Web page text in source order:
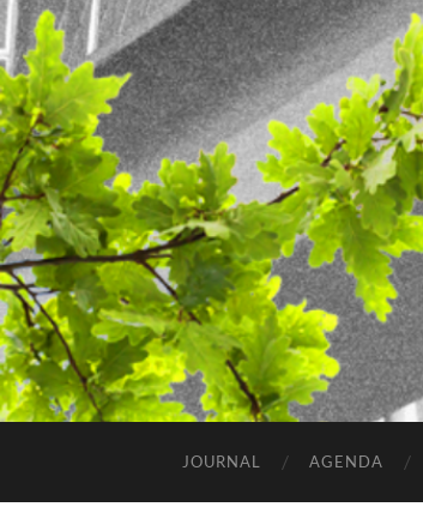
JOURNAL AGENDA